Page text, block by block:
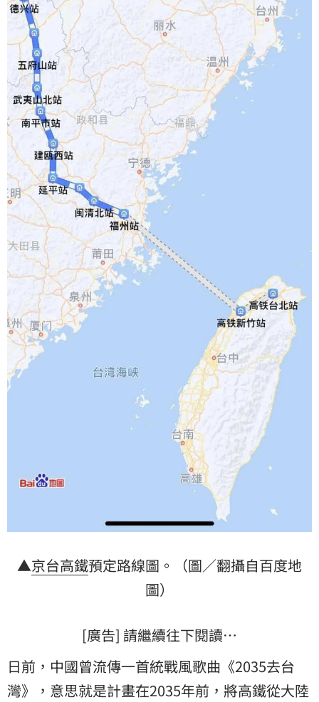
▲京台高鐵預定路線圖。（圖／翻攝自百度地
圖）
[廣告] 請繼續往下閱讀…
日前，中國曾流傳一首統戰風歌曲《2035去台
灣》，意思就是計畫在2035年前，將高鐵從大陸